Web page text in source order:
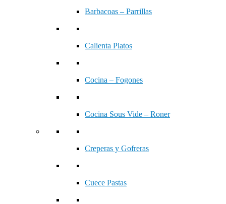
Barbacoas – Parrillas
Calienta Platos
Cocina – Fogones
Cocina Sous Vide – Roner
Creperas y Gofreras
Cuece Pastas